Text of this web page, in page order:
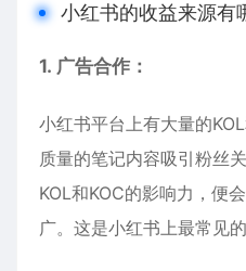
小红书的收益来源有
1. 广告合作 ：
小红书平台上有大量的
质量的笔记内容吸引粉丝
KOL和KOC的影响力，便
广。这是小红书上最常见的